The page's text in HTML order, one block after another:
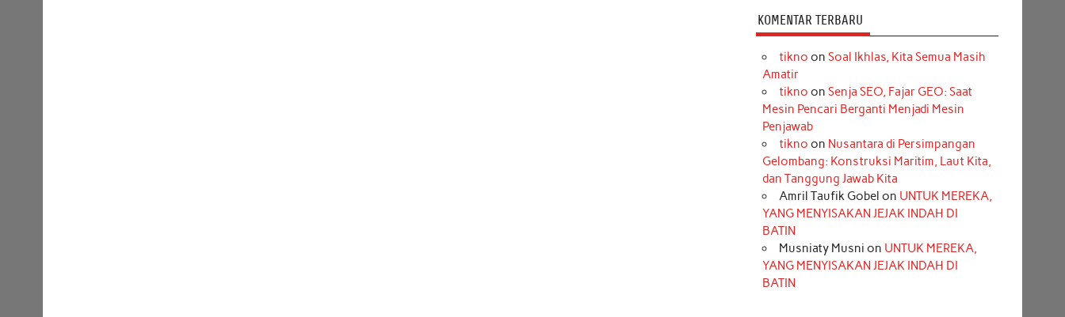
KOMENTAR TERBARU
tikno on Soal Ikhlas, Kita Semua Masih
Amatir
tikno on Senja SEO, Fajar GEO: Saat
Mesin Pencari Berganti Menjadi Mesin
Penjawab
tikno on Nusantara di Persimpangan
Gelombang: Konstruksi Maritim, Laut Kita,
dan Tanggung Jawab Kita
Amril Taufik Gobel on UNTUK MEREKA,
YANG MENYISAKAN JEJAK INDAH DI
BATIN
Musniaty Musni on UNTUK MEREKA,
YANG MENYISAKAN JEJAK INDAH DI
BATIN